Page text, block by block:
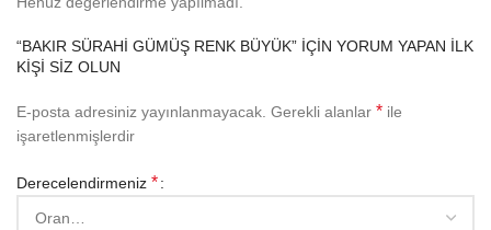
“BAKIR SÜRAHI GÜMÜŞ RENK BÜYÜK” IÇIN YORUM YAPAN ILK
KIŞI SIZ OLUN
E-posta adresiniz yayınlanmayacak. Gerekli alanlar * ile
işaretlenmişlerdir
Derecelendirmeniz *